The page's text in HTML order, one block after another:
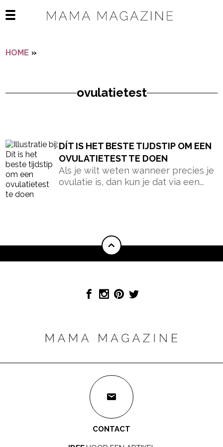
Open het mobiele menu
HOME »
ovulatietest
DÍT IS HET BESTE TIJDSTIP OM EEN
OVULATIETEST TE DOEN
Als je wilt weten wanneer precies je
ovulatie is, dan kun je dat via een...
CONTACT